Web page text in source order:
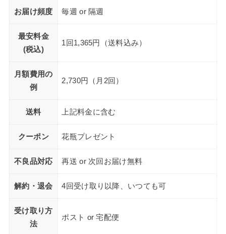
お届け頻度 毎週 or 隔週
最安料金
(税込)
1回1,365円（送料込み）
月額費用の
例
2,730円（月2回）
送料 上記料金に含む
クーポン 花瓶プレゼント
不良品対応 再送 or 次回お届け無料
解約・退会 4回受け取り以降、いつても可
受け取り方
法
ポスト or 宅配便